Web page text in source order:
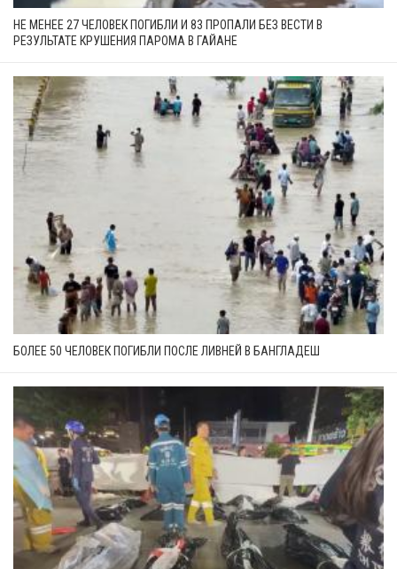
НЕ МЕНЕЕ 27 ЧЕЛОВЕК ПОГИБЛИ И 83 ПРОПАЛИ БЕЗ ВЕСТИ В
РЕЗУЛЬТАТЕ КРУШЕНИЯ ПАРОМА В ГАЙАНЕ
БОЛЕЕ 50 ЧЕЛОВЕК ПОГИБЛИ ПОСЛЕ ЛИВНЕЙ В БАНГЛАДЕШ